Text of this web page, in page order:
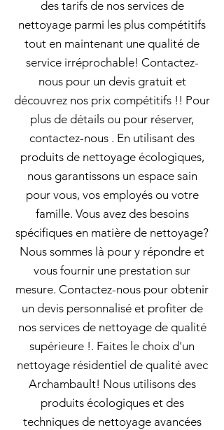
des tarifs de nos services de
nettoyage parmi les plus compétitifs
tout en maintenant une qualité de
service irréprochable! Contactez-
nous pour un devis gratuit et
découvrez nos prix compétitifs !! Pour
plus de détails ou pour réserver,
contactez-nous . En utilisant des
produits de nettoyage écologiques,
nous garantissons un espace sain
pour vous, vos employés ou votre
famille. Vous avez des besoins
spécifiques en matière de nettoyage?
Nous sommes là pour y répondre et
vous fournir une prestation sur
mesure. Contactez-nous pour obtenir
un devis personnalisé et profiter de
nos services de nettoyage de qualité
supérieure !. Faites le choix d'un
nettoyage résidentiel de qualité avec
Archambault! Nous utilisons des
produits écologiques et des
techniques de nettoyage avancées